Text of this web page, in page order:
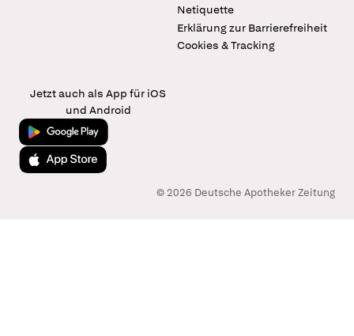
Netiquette
Erklärung zur Barrierefreiheit
Cookies & Tracking
Jetzt auch als App für iOS
und Android
Jetzt bei Google Play
Laden im App Store
© 2026 Deutsche Apotheker Zeitung